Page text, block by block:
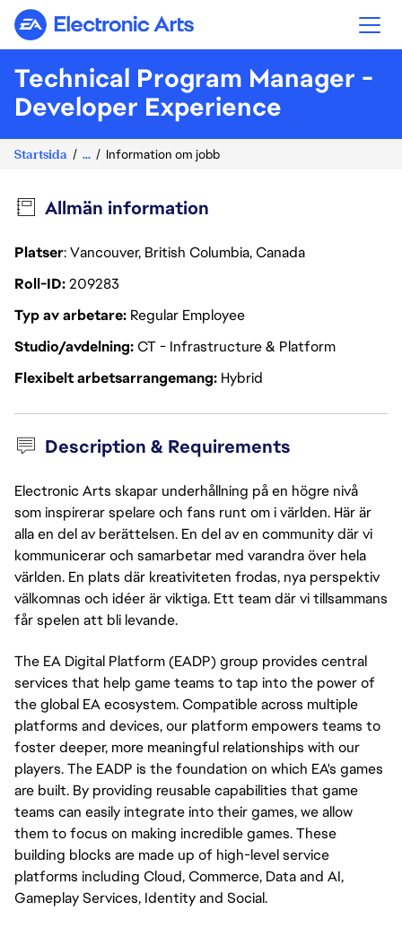
Electronic Arts
Technical Program Manager -
Developer Experience
Startsida ... Information om jobb
Allmän information
Platser: Vancouver, British Columbia, Canada
Roll-ID209283
Typ av arbetare Regular Employee
Studio/avdelningCT - Infrastructure & Platform
Flexibelt arbetsarrangemang Hybrid
Description & Requirements
Electronic Arts skapar underhållning på en högre nivå
som inspirerar spelare och fans runt om i världen. Här är
alla en del av berättelsen. En del av en community där vi
kommunicerar och samarbetar med varandra över hela
världen. En plats där kreativiteten frodas, nya perspektiv
välkomnas och idéer är viktiga. Ett team där vi tillsammans
får spelen att bli levande.
The EA Digital Platform (EADP) group provides central
services that help game teams to tap into the power of
the global EA ecosystem. Compatible across multiple
platforms and devices, our platform empowers teams to
foster deeper, more meaningful relationships with our
players. The EADP is the foundation on which EA's games
are built. By providing reusable capabilities that game
teams can easily integrate into their games, we allow
them to focus on making incredible games. These
building blocks are made up of high-level service
platforms including Cloud, Commerce, Data and AI,
Gameplay Services, Identity and Social.